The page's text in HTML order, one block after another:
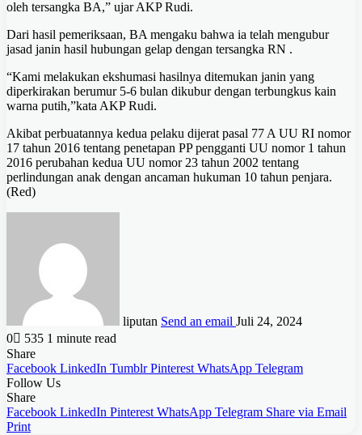
oleh tersangka BA,” ujar AKP Rudi.
Dari hasil pemeriksaan, BA mengaku bahwa ia telah mengubur
jasad janin hasil hubungan gelap dengan tersangka RN .
“Kami melakukan ekshumasi hasilnya ditemukan janin yang
diperkirakan berumur 5-6 bulan dikubur dengan terbungkus kain
warna putih,”kata AKP Rudi.
Akibat perbuatannya kedua pelaku dijerat pasal 77 A UU RI nomor
17 tahun 2016 tentang penetapan PP pengganti UU nomor 1 tahun
2016 perubahan kedua UU nomor 23 tahun 2002 tentang
perlindungan anak dengan ancaman hukuman 10 tahun penjara.
(Red)
liputan Send an email Juli 24, 2024
0
535 1 minute read
Share
Facebook LinkedIn Tumblr Pinterest WhatsApp Telegram
Follow Us
Share
Facebook LinkedIn Pinterest WhatsApp Telegram Share via Email
Print